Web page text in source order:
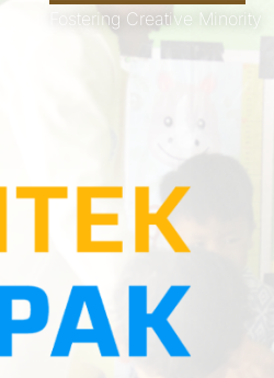
Fostering Creative Minority